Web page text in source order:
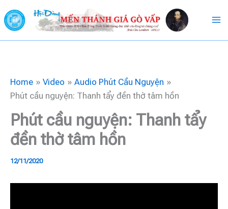
to
content
Home Video
Audio Phút Cầu Nguyện
Phút cầu nguyện: Thanh tẩy đền thờ tâm hồn
Phút cầu nguyện: Thanh tẩy
đền thờ tâm hồn
12/11/2020